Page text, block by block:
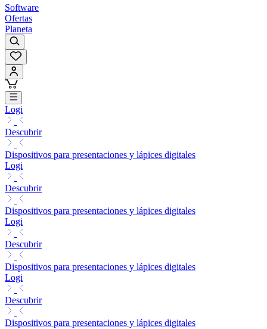
Software
Ofertas
Planeta
Logi
Descubrir
Dispositivos para presentaciones y lápices digitales
Logi
Descubrir
Dispositivos para presentaciones y lápices digitales
Logi
Descubrir
Dispositivos para presentaciones y lápices digitales
Logi
Descubrir
Dispositivos para presentaciones y lápices digitales